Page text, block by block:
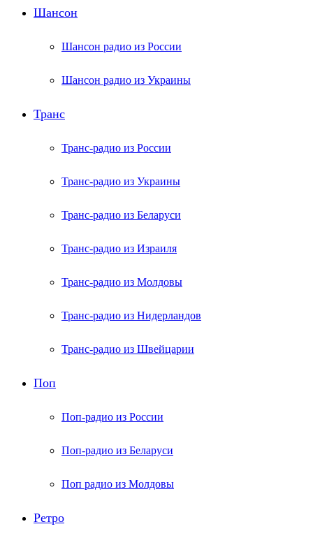
Шансон
Шансон радио из России
Шансон радио из Украины
Транс
Транс-радио из России
Транс-радио из Украины
Транс-радио из Беларуси
Транс-радио из Израиля
Транс-радио из Молдовы
Транс-радио из Нидерландов
Транс-радио из Швейцарии
Поп
Поп-радио из России
Поп-радио из Беларуси
Поп радио из Молдовы
Ретро